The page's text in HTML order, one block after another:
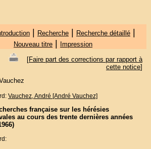
| Recherche| Recherche détaillé|
Nouveau titre|
Impression
[Faire part des corrections par rapport à
cette notice]
Vauchez, André [André Vauchez]
française sur les hérésies
au cours des trente dernières années